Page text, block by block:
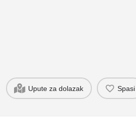
Upute za dolazak Spasi